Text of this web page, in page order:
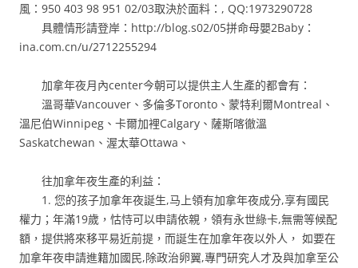
風：950 403 98 951 02/03取決於面料：, QQ:1973290728
具體情形請登岸：http://blog.s02/05拼命母嬰2Baby：
ina.com.cn/u/2712255294
加拿年夜月內center今朝可以提供主人生產的都會有：
溫哥華Vancouver、多倫多Toronto、蒙特利爾Montreal、
溫尼伯Winnipeg、卡爾加裡Calgary、薩斯喀徹溫
Saskatchewan、渥太華Ottawa、
往加拿年夜生產的利益：
1. 您的孩子加拿年夜誕生,马上領有加拿年夜成分,享有國民
權力；年滿19歲，怙恃可以申請依親，領有永世綠卡,無需等候配
額，提供將來移平易近前提，而誕生在加拿年夜以外人， 如要在
加拿年夜申請進籍加國民,除政治卵翼,專門研究人才及與加拿至公